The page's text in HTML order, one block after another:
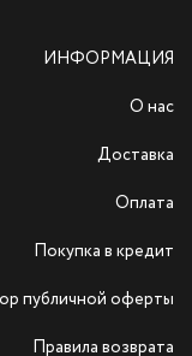
ИНФОРМАЦИЯ
О нас
Доставка
Оплата
Покупка в кредит
публичной оферты
Правила возврата